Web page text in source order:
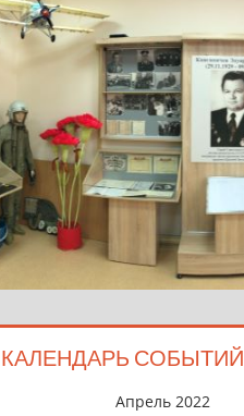
КАЛЕНДАРЬ СОБЫТИЙ
Апрель 2022